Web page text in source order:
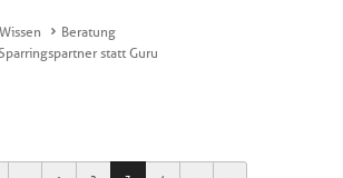
Wissen
Beratung
statt Guru